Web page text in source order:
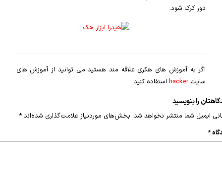
دور کرک شود.
اگر به آموزش های هکری علاقه مند هستید می توانید از آموزش های
سایتhackerاستفاده کنید.
را بنویسید
ایمیل شما منتشر نخواهد شد. بخش‌های موردنیاز علامت‌گذاری شده‌اند *
*